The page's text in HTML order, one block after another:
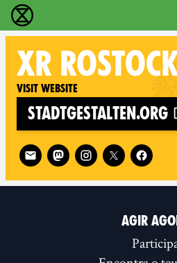
Extinction Rebellion - Home
XR
Visit website
stadtgestalten.org
Follow XR Rostock on
AGIR